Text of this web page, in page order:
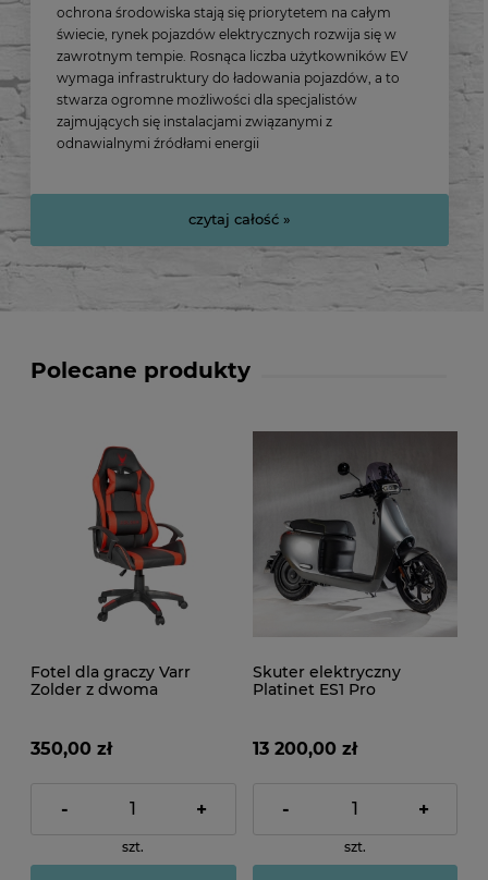
ochrona środowiska stają się priorytetem na całym
świecie, rynek pojazdów elektrycznych rozwija się w
zawrotnym tempie. Rosnąca liczba użytkowników EV
wymaga infrastruktury do ładowania pojazdów, a to
stwarza ogromne możliwości dla specjalistów
zajmujących się instalacjami związanymi z
odnawialnymi źródłami energii
czytaj całość »
Polecane produkty
Fotel dla graczy Varr
Zolder z dwoma
350,00 zł
- +
szt.
Skuter elektryczny
Platinet ES1 Pro
13 200,00 zł
- +
szt.